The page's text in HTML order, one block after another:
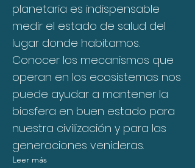
planetaria es indispensable
medir el estado de salud del
lugar donde habitamos.
Conocer los mecanismos que
operan en los ecosistemas nos
puede ayudar a mantener la
biosfera en buen estado para
nuestra civilización y para las
generaciones venideras.
Leer más